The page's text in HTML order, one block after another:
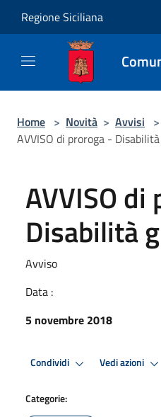
Regione Siciliana
Home > Novità > Avvisi >
AVVISO di proroga -
AVVISO di
Disabilità
Avviso
Data :
5 novembre 2018
Condividi Vedi azioni
Categorie: